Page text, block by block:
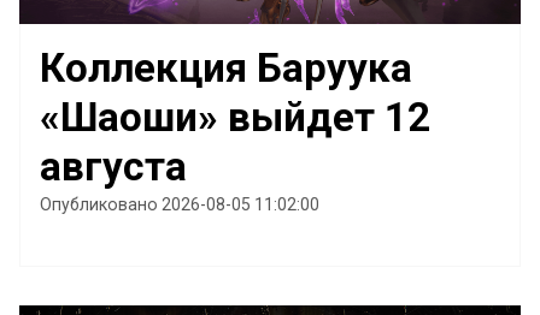
Коллекция Баруука
«Шаоши» выйдет 12
августа
Опубликовано 2026-08-05 11:02:00